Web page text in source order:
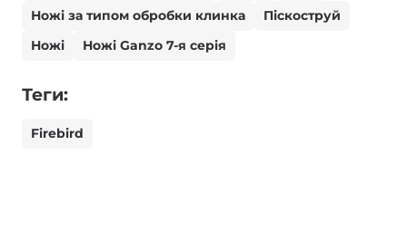
Ножі за типом обробки клинка
Піскоструй
Ножі
Ножі Ganzo 7-я серія
Теги:
Firebird